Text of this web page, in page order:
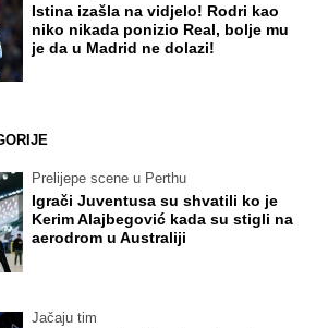
Istina izašla na vidjelo! Rodri kao
niko nikada ponizio Real, bolje mu
je da u Madrid ne dolazi!
Prelijepe scene u Perthu
Igrači Juventusa su shvatili ko je
Kerim Alajbegović kada su stigli na
aerodrom u Australiji
Jačaju tim